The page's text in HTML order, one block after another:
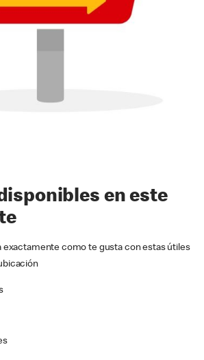
en este
exactamente como te gusta con estas útiles